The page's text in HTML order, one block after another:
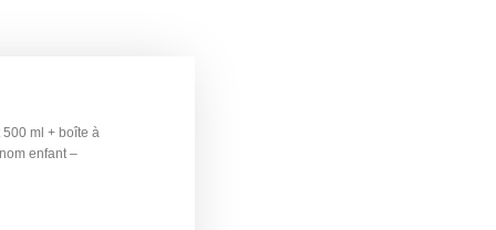
ml + boîte à
enfant –